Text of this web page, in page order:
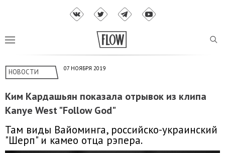
НОВОСТИ 07 НОЯБРЯ 2019
Ким Кардашьян показала отрывок из клипа
Kanye West "Follow God"
Там виды Вайоминга, российско-украинский
"Шерп" и камео отца рэпера.